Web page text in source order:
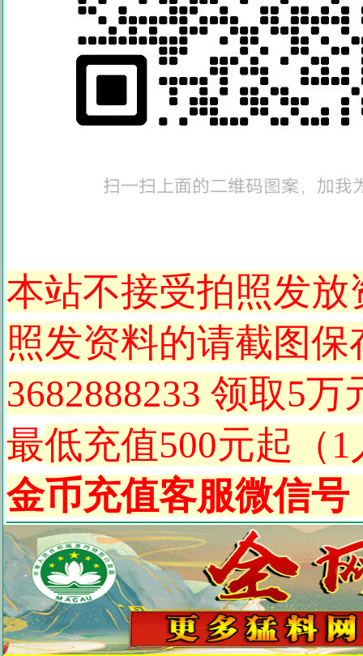
本站不接受拍照发
照发资料的请截图
3682888233 领取5
最低充值500元起（
金币充值客服微信号